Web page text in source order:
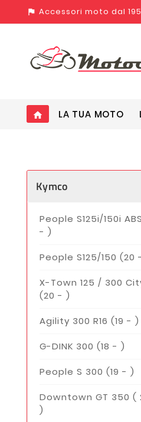
assistant_photo Accessori moto dal
home LA TUA MOTO
Kymco
People S125i/150i
- )
People S125/150 (20
X-Town 125 / 300
(20 - )
Agility 300 R16 (19 - )
G-DINK 300 (18 - )
People S 300 (19 - )
Downtown GT 350 (
)